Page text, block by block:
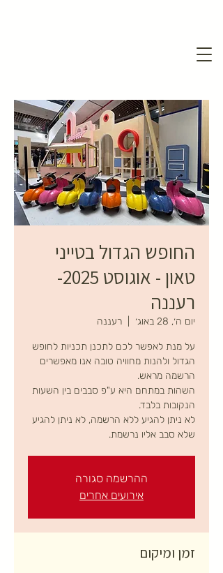
החופש הגדול בטייני
טאון - אוגוסט 2025-
רעננה
יום ה׳, 28 באוג׳ רעננה
על מנת לאפשר לכם לתכנן תכניות לחופש
הגדול ולהנות מחוויה טובה אנו מאפשרים
השהות במתחם היא ע"פ סבבים בין השעות
לא ניתן להגיע ללא הרשמה, לא ניתן להגיע
שלא סבב אליו נרשמת.
ההרשמה סגורה
אירועים אחרים
זמן ומיקום